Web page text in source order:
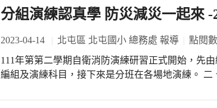
否已避難，並將結果聯絡自衛消防隊長。6.關閉防
緊急電源之確保、鍋爐等危險設施之停止供給運轉
置。
分組演練認真學 防災減災一起來 -
2023-04-14 北屯區 北屯國小 總務處 報導 點閱
111年第第二學期自衛消防演練研習正式開始，先
編組及演練科目，接下來是分班在各場地演練。